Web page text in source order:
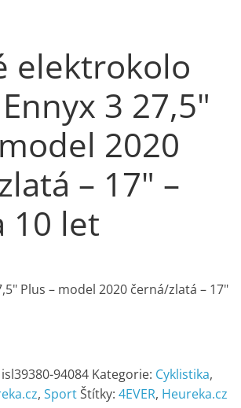
elektrokolo
Ennyx 3 27,5"
2020
– 17" –
10 let
Plus – model 2020 černá/zlatá – 17"
isl39380-94084 Kategorie: Cyklistika,
,Sport Štítky:4EVER, Heureka.cz